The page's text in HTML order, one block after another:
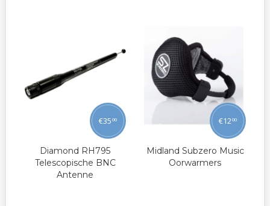
Diamond RH795
Telescopische BNC
Antenne
€35 00
Midland Subzero Music
Oorwarmers
€1200